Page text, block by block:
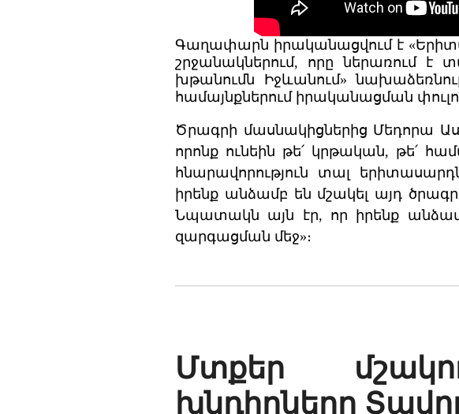
Գաղափարն իրականացվում է
շրջանակներում, որը ներառում է
խթանումն Իջևանում»
համայնքներում իրականացման
Ծրագրի մասնակիցներից Մեդորա
որոնք ունեին թե՛ կրթական, թե՛
հնարավորություն տալ
իրենք անձամբ են մշակել այդ
Նպատակն այն էր, որ իրենք
զարգացման մեջ»։
Մտքեր
խնդիրները